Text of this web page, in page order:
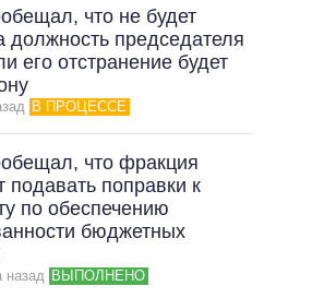
что не будет
должность председателя
его отстранение будет
В ПРОЦЕССЕ
что фракция
подавать поправки к
по обеспечению
бюджетных
назад ВЫПОЛНЕНО